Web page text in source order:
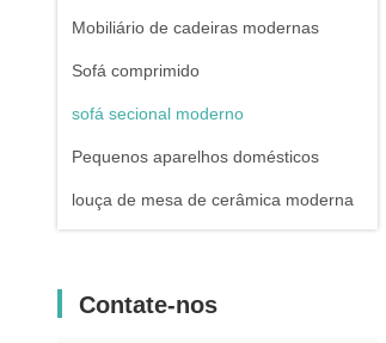
Mobiliário de cadeiras modernas
Sofá comprimido
sofá secional moderno
Pequenos aparelhos domésticos
louça de mesa de cerâmica moderna
Contate-nos